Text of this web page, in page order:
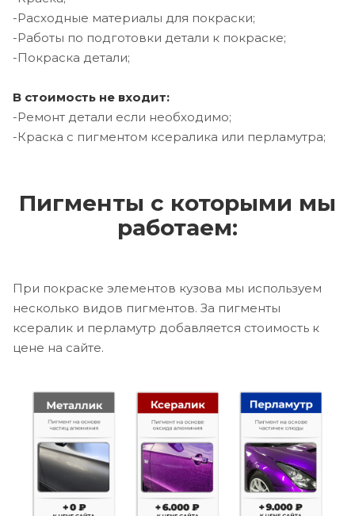
-Расходные материалы для покраски;
-Работы по подготовки детали к покраске;
-Покраска детали;
В стоимость не входит:
-Ремонт детали если необходимо;
-Краска с пигментом ксералика или перламутра;
Пигменты с которыми мы
работаем:
При покраске элементов кузова мы используем
несколько видов пигментов. За пигменты
ксералик и перламутр добавляется стоимость к
цене на сайте.